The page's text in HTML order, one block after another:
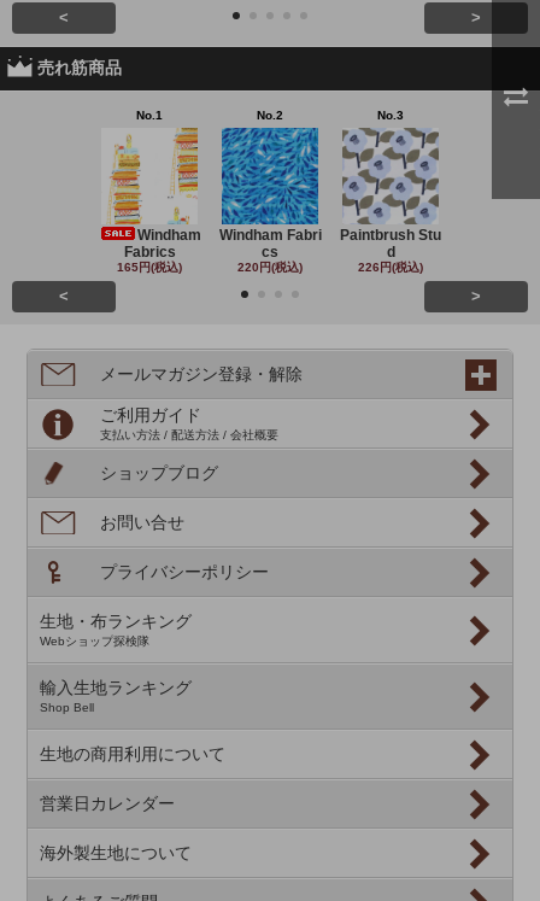
< >
売れ筋商品
No.1
Windham
Fabrics
165円(税込)
No.2
Windham Fabri
cs
220円(税込)
No.3
Paintbrush Stu
d
226円(税込)
< >
メールマガジン登録・解除
ご利用ガイド
支払い方法 / 配送方法 / 会社概要
ショップブログ
お問い合せ
プライバシーポリシー
生地・布ランキング
Webショップ探検隊
輸入生地ランキング
Shop Bell
生地の商用利用について
営業日カレンダー
海外製生地について